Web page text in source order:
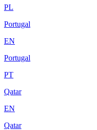
PL
Portugal
EN
Portugal
PT
Qatar
EN
Qatar